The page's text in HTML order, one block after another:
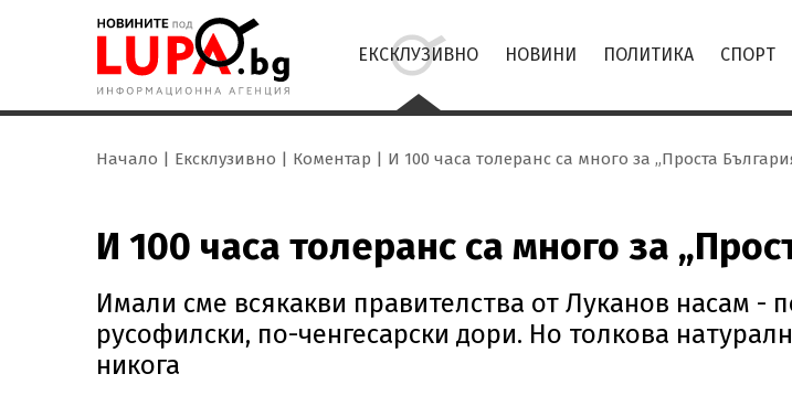
ЕКСКЛУЗИВНО НОВИНИ ПОЛИТИКА СПОРТ
Начало Ексклузивно Коментар И 100 часа толеранс са много за „Проста
И 100 часа толеранс са много за
Имали сме всякакви правителства от Луканов насам
русофилски, по-ченгесарски дори. Но толкова
никога